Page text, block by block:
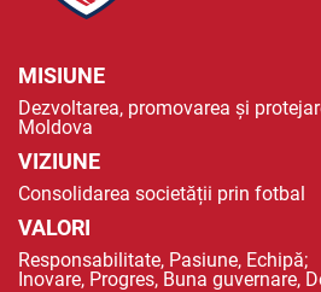
MISIUNE
Dezvoltarea, promovarea și
Moldova
VIZIUNE
Consolidarea societății prin fotbal
VALORI
Responsabilitate, Pasiune, Echipă;
Inovare, Progres, Buna guvernare,